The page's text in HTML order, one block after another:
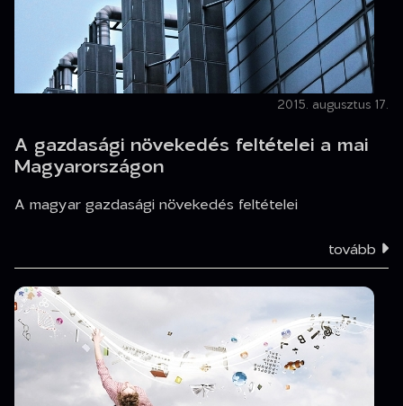
2015. augusztus 17.
A gazdasági növekedés feltételei a mai
Magyarországon
A magyar gazdasági növekedés feltételei
tovább